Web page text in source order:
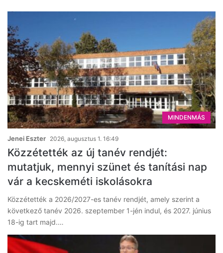
MINDENMÁS
Jenei Eszter 2026, augusztus 1. 16:49
Közzétették az új tanév rendjét:
mutatjuk, mennyi szünet és tanítási nap
vár a kecskeméti iskolásokra
Közzétették a 2026/2027-es tanév rendjét, amely szerint a
következő tanév 2026. szeptember 1-jén indul, és 2027. június
18-ig tart majd.…